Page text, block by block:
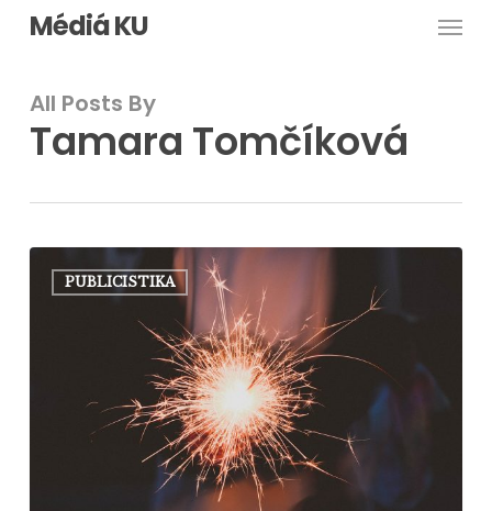
Skip
content
Médiá KU
All Posts By
Tamara Tomčíková
Silvester
Bačkom
PUBLICISTIKA